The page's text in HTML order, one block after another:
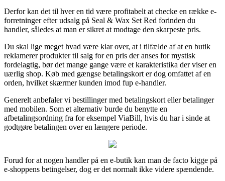
Derfor kan det til hver en tid være profitabelt at checke en række e-
forretninger efter udsalg på Seal & Wax Set Red forinden du
handler, således at man er sikret at modtage den skarpeste pris.
Du skal lige meget hvad være klar over, at i tilfælde af at en butik
reklamerer produkter til salg for en pris der anses for mystisk
fordelagtig, bør det mange gange være et karakteristika der viser en
uærlig shop. Køb med gængse betalingskort er dog omfattet af en
orden, hvilket skærmer kunden imod fup e-handler.
Generelt anbefaler vi bestillinger med betalingskort eller betalinger
med mobilen. Som et alternativ burde du benytte en
afbetalingsordning fra for eksempel ViaBill, hvis du har i sinde at
godtgøre betalingen over en længere periode.
Forud for at nogen handler på en e-butik kan man de facto kigge på
e-shoppens betingelser, dog er det normalt ikke videre spændende.